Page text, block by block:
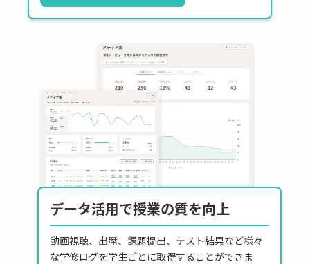
データ活用で授業の質を向上
動画視聴、出席、課題提出、テスト結果など様々
な学修ログを学生ごとに取得することができま